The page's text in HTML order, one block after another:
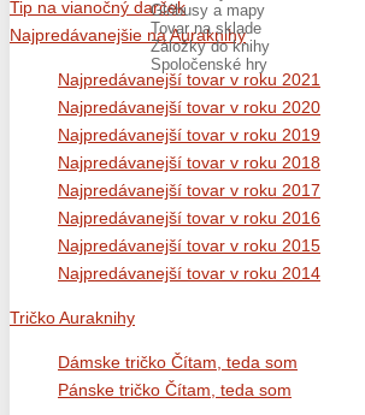
Glóbusy a mapy
Tovar na sklade
Záložky do knihy
Spoločenské hry
Tip na vianočný darček
Najpredávanejšie na Auraknihy
Najpredávanejší tovar v roku 2021
Najpredávanejší tovar v roku 2020
Najpredávanejší tovar v roku 2019
Najpredávanejší tovar v roku 2018
Najpredávanejší tovar v roku 2017
Najpredávanejší tovar v roku 2016
Najpredávanejší tovar v roku 2015
Najpredávanejší tovar v roku 2014
Tričko Auraknihy
Dámske tričko Čítam, teda som
Pánske tričko Čítam, teda som